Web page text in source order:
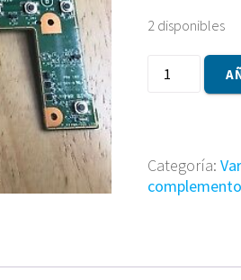
2 disponibles
Componente
1P-
Categoría:
complemento